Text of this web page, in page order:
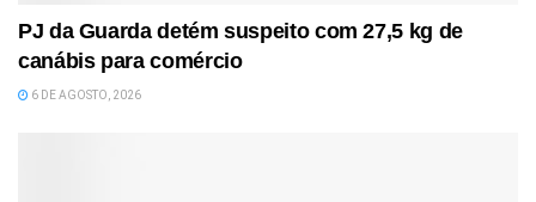
PJ da Guarda detém suspeito com 27,5 kg de
canábis para comércio
6 DE AGOSTO, 2026